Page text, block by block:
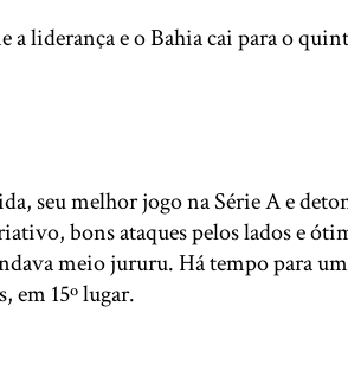
a liderança e o Bahia cai para o
seu melhor jogo na Série A e
bons ataques pelos lados e
meio jururu. Há tempo para
em 15º lugar.